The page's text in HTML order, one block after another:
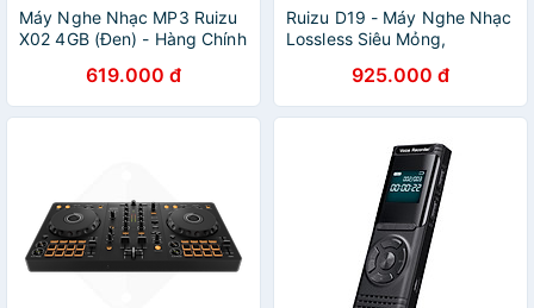
Máy Nghe Nhạc MP3 Ruizu
X02 4GB (Đen) - Hàng Chính
619.000 đ
Ruizu D19 - Máy Nghe Nhạc
Lossless Siêu Mỏng,
Thời Lượng Pin 50 Giờ, Bộ
Nhớ Trong 16GB - hàng
chính hãng
925.000 đ